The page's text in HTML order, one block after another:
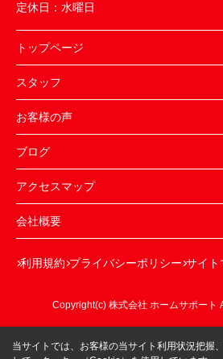
定休日： 水曜日
トップページ
スタッフ
お客様の声
ブログ
アクセスマップ
会社概要
利用規約 プライバシーポリシー サイト
Copyright(c) 株式会社 ホームサポート
当サイトでは、お客様の当サイト利用状況把握